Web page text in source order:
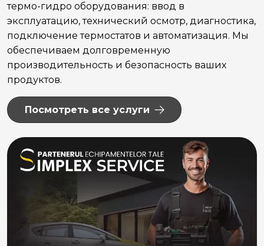
термо-гидро оборудования: ввод в
эксплуатацию, технический осмотр, диагностика,
подключение термостатов и автоматизация. Мы
обеспечиваем долговременную
производительность и безопасность ваших
продуктов.
Посмотреть все услуги